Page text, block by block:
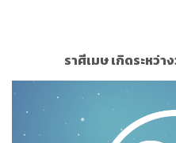
ราศีเมษ เกิดระหว่า